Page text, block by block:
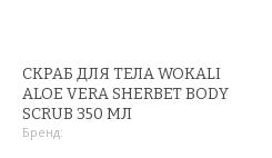
POWER BANK (ПОВЕР БАНК)
МИНИ КАМЕРЫ
СКРАБ ДЛЯ ТЕЛА WOKALI
ALOE VERA SHERBET BODY
SCRUB 350 МЛ
Бренд: